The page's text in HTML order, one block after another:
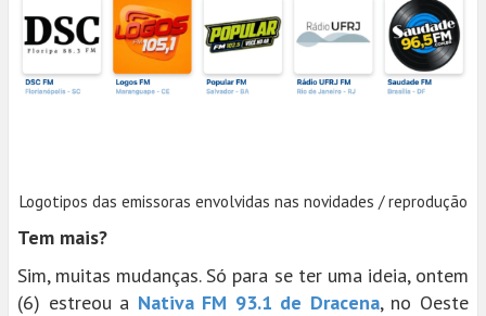
Logotipos das emissoras envolvidas nas novidades / reprodução
Tem mais?
Sim, muitas mudanças. Só para se ter uma ideia, ontem
(6) estreou a Nativa FM 93.1 de Dracena, no Oeste